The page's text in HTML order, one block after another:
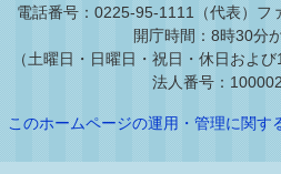
電話番号：0225-95-1111（代表） フ
開庁時間：8時30分
（土曜日・日曜日・祝日・休日およ
法人番号：
このホームページの運用・管理に関す